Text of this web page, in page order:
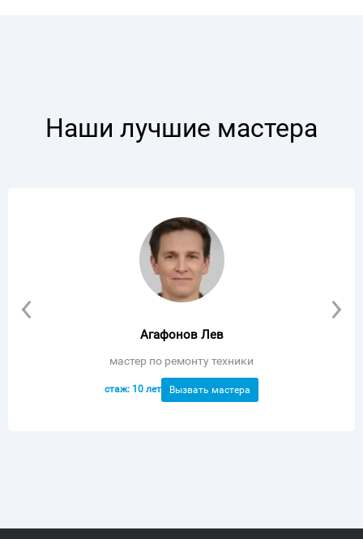
Наши лучшие мастера
Агафонов Лев
мастер по ремонту техники
стаж: 10 лет Вызвать мастера